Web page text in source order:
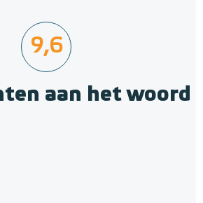
9,6
aan het woord